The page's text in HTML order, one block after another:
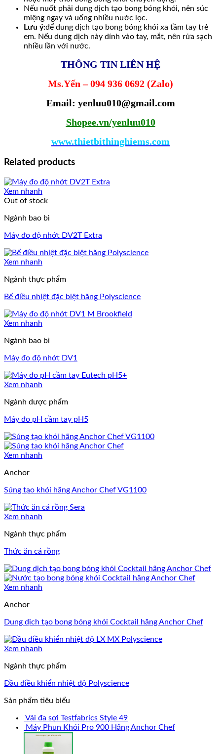
Nếu nuốt phải dung dịch tạo bong bóng khói, nên súc
miệng ngay và uống nhiều nước lọc.
Lưu ý:để dung dịch tạo bong bóng khói xa tầm tay trẻ
em. Nếu dung dịch này dính vào tay, mắt, nên rửa sạch
nhiều lần với nước.
THÔNG TIN LIÊN HỆ
Ms.Yến – 094 936 0692 (Zalo)
Email: yenluu010@gmail.com
Shopee.vn/yenluu010
www.thietbithinghiems.com
Related products
Xem nhanh
Out of stock
Ngành bao bì
Máy đo độ nhớt DV2T Extra
Xem nhanh
Ngành thực phẩm
Bể điều nhiệt đặc biệt hãng Polyscience
Xem nhanh
Ngành bao bì
Máy đo độ nhớt DV1
Xem nhanh
Ngành dược phẩm
Máy đo pH cầm tay pH5
Xem nhanh
Anchor
Súng tạo khói hãng Anchor Chef VG1100
Xem nhanh
Ngành thực phẩm
Thức ăn cá rồng
Xem nhanh
Anchor
Dung dịch tạo bong bóng khói Cocktail hãng Anchor Chef
Xem nhanh
Ngành thực phẩm
Đầu điều khiển nhiệt độ Polyscience
Sản phẩm tiêu biểu
Vải đa sợi Testfabrics Style 49
Máy Phun Khói Pro 900 Hãng Anchor Chef